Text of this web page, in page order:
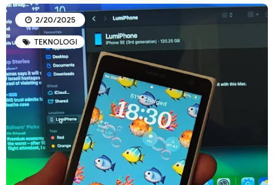
TEKNOLOGI
2/20/2025